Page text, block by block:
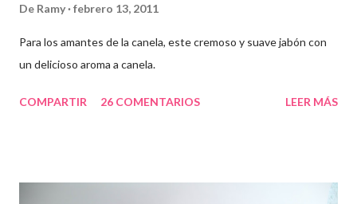
De Ramy febrero 13, 2011
Para los amantes de la canela, este cremoso y suave jabón con
un delicioso aroma a canela.
COMPARTIR 26 COMENTARIOS LEER MÁS